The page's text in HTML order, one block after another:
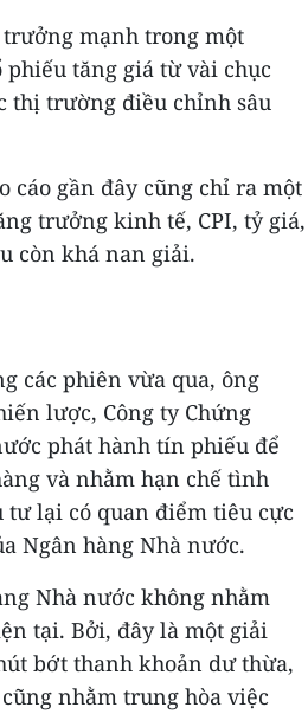
mạnh trong một
tăng giá từ vài chục
thị trường điều chỉnh sâu
cáo gần đây cũng chỉ ra một
trưởng kinh tế, CPI, tỷ giá,
còn khá nan giải.
các phiên vừa qua, ông
lược, Công ty Chứng
phát hành tín phiếu để
và nhằm hạn chế tình
tư lại có quan điểm tiêu cực
Ngân hàng Nhà nước.
Nhà nước không nhằm
tại. Bởi, đây là một giải
bớt thanh khoản dư thừa,
nhằm trung hòa việc